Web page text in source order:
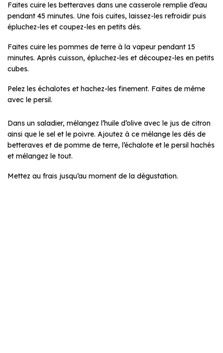
Faites cuire les betteraves dans une casserole remplie d’eau
pendant 45 minutes. Une fois cuites, laissez-les refroidir puis
épluchez-les et coupez-les en petits dés.
Faites cuire les pommes de terre à la vapeur pendant 15
minutes. Après cuisson, épluchez-les et découpez-les en petits
cubes.
Pelez les échalotes et hachez-les finement. Faites de même
avec le persil.
Dans un saladier, mélangez l’huile d’olive avec le jus de citron
ainsi que le sel et le poivre. Ajoutez à ce mélange les dés de
betteraves et de pomme de terre, l’échalote et le persil hachés
et mélangez le tout.
Mettez au frais jusqu’au moment de la dégustation.